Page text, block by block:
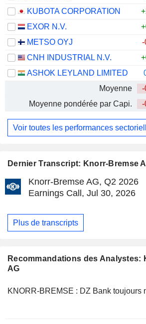
Dernier Transcript: Knorr-Bremse
Knorr-Bremse AG, Q2 2026
Earnings Call, Jul 30, 2026
Plus de transcripts
Recommandations des Analystes:
AG
KNORR-BREMSE : DZ Bank toujours
KUBOTA CORPORATION
EXOR N.V.
METSO OYJ
-
CNH INDUSTRIAL N.V.
ASHOK LEYLAND LIMITED
Moyenne
-
Moyenne pondérée par Capi.
-
Voir toutes les performances